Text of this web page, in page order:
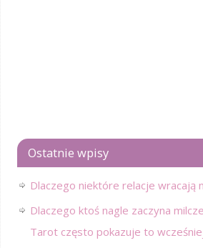
Ostatnie wpisy
Dlaczego niektóre relacje wracają
Dlaczego ktoś nagle zaczyna
Tarot często pokazuje to